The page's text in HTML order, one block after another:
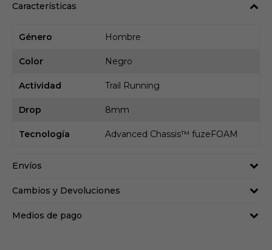
Envíos
Cambios y Devoluciones
Medios de pago
Características
Género Hombre
Color Negro
Actividad Trail Running
Drop 8mm
Tecnología Advanced Chassis™ fuzeFOAM